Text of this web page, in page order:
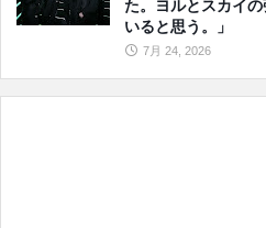
た。ヨルとスカイ
いると思う。」
7月 24, 2026